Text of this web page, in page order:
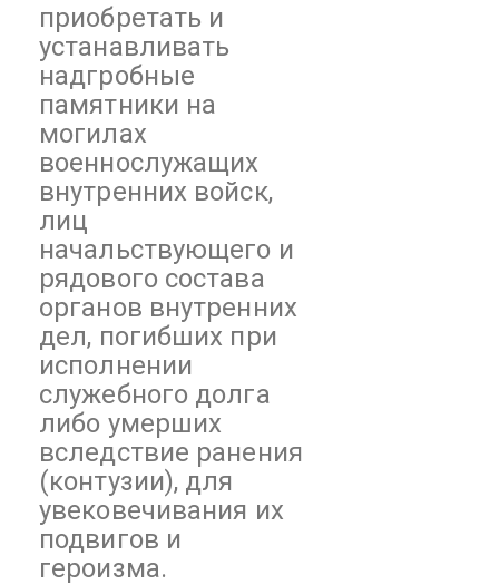
приобретать и
устанавливать
надгробные
памятники на
могилах
военнослужащих
внутренних войск,
лиц
начальствующего и
рядового состава
органов внутренних
дел, погибших при
исполнении
служебного долга
либо умерших
вследствие ранения
(контузии), для
увековечивания их
подвигов и
героизма.